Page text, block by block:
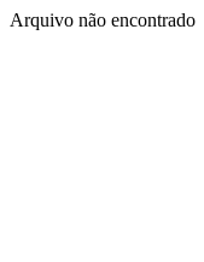
Arquivo não encontrado